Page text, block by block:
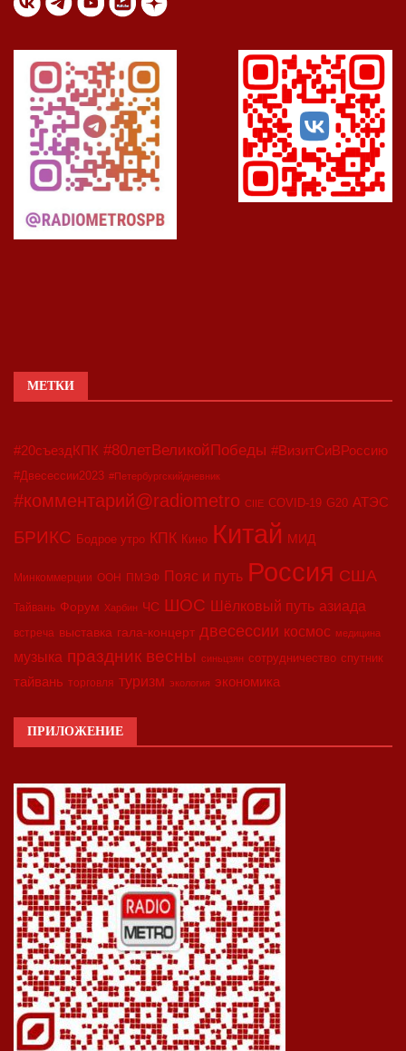
МЕТКИ
#20съездКПК #80летВеликойПобеды #ВизитСиВРоссию
#Двесессии2023 #Петербургскийдневник
#комментарий@radiometro CIIE COVID-19 G20 АТЭС
БРИКС Бодрое утро КПК Кино Китай МИД
Минкоммерции ООН ПМЭФ Пояс и путь Россия США
Тайвань Форум Харбин ЧС ШОС Шёлковый путь азиада
встреча выставка гала-концерт двесессии космос медицина
музыка праздник весны синьцзян сотрудничество спутник
тайвань торговля туризм экология экономика
ПРИЛОЖЕНИЕ